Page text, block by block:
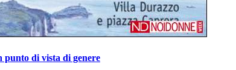
punto di vista di genere